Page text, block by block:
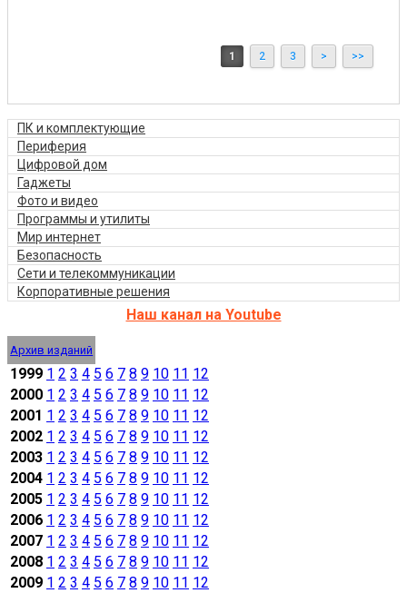
1 2 3 > >>
ПК и комплектующие
Периферия
Цифровой дом
Гаджеты
Фото и видео
Программы и утилиты
Мир интернет
Безопасность
Сети и телекоммуникации
Корпоративные решения
Наш канал на Youtube
Архив изданий
1999 1 2 3 4 5 6 7 8 9 10 11 12
2000 1 2 3 4 5 6 7 8 9 10 11 12
2001 1 2 3 4 5 6 7 8 9 10 11 12
2002 1 2 3 4 5 6 7 8 9 10 11 12
2003 1 2 3 4 5 6 7 8 9 10 11 12
2004 1 2 3 4 5 6 7 8 9 10 11 12
2005 1 2 3 4 5 6 7 8 9 10 11 12
2006 1 2 3 4 5 6 7 8 9 10 11 12
2007 1 2 3 4 5 6 7 8 9 10 11 12
2008 1 2 3 4 5 6 7 8 9 10 11 12
2009 1 2 3 4 5 6 7 8 9 10 11 12